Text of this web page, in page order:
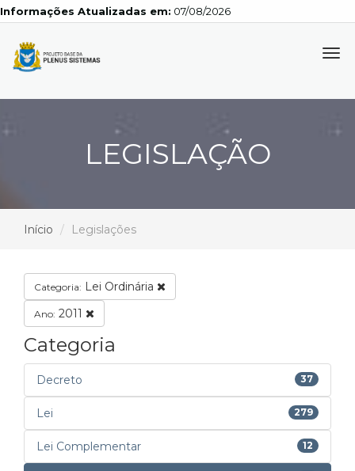
Atualizadas em: 07/08/2026
LEGISLAÇÃO
Início Legislações
Categoria: Lei Ordinária
Ano: 2011
Categoria
Decreto 37
Lei 279
Lei Complementar 12